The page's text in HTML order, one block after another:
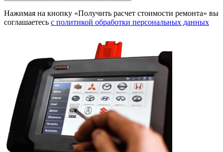
Нажимая на кнопку «Получить расчет стоимости ремонта» вы
соглашаетесь с политикой обработки персональных данных